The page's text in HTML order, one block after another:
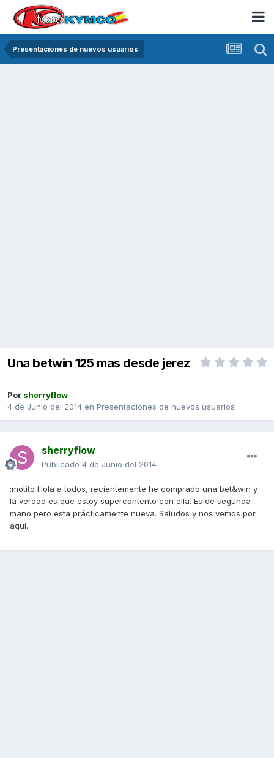
Presentaciones de nuevos usuarios
Una betwin 125 mas desde jerez
Por sherryflow
4 de Junio del 2014 en Presentaciones de nuevos usuarios
sherryflow
Publicado 4 de Junio del 2014
:motito Hola a todos, recientemente he comprado una bet&win y
la verdad es que estoy supercontento con ella. Es de segunda
mano pero esta prácticamente nueva. Saludos y nos vemos por
aquí.